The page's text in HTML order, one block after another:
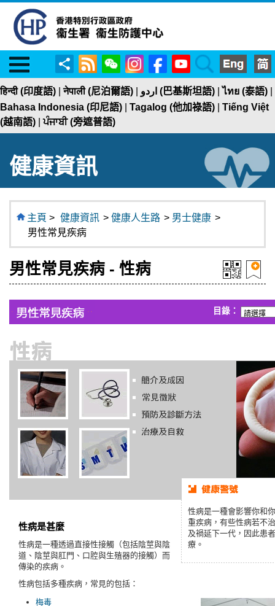
Menu
分
享
RSS WeChatInstagramFacebookYouTubeSearch
हिन्दी (印度語) |नेपाली (尼泊爾語) اردو (巴基斯坦語) |ไทย (泰語)
Bahasa Indonesia (印尼語)
Tagalog (他加祿語)
Tiếng Việt
(越南語) |ਪੰਜਾਬੀ (旁遮普語)
健康資訊
主頁 > 健康資訊 > 健康人生路 > 男士健康 >
男性常見疾病
男性常見疾病 - 性病
目錄：
性病是甚麼
性病是一種透過直接性接觸（包括陰莖與陰
道、陰莖與肛門、口腔與生殖器的接觸）而
傳染的疾病。
性病包括多種疾病，常見的包括：
梅毒
性病是一種會影響你和
重疾病，有些性病若不
及禍延下一代，因此患
療。